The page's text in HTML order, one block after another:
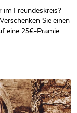
im Freundeskreis?
Sie einen
eine 25€-Prämie.